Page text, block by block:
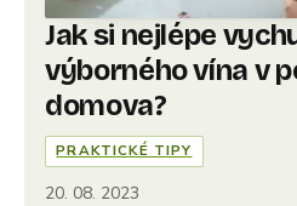
Jak si nejlépe
výborného vína v
domova?
PRAKTICKÉ TIPY
20. 08. 2023